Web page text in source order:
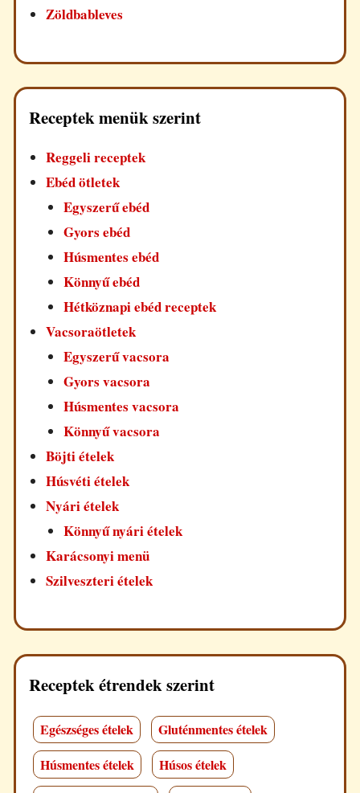
Zöldbableves
Receptek menük szerint
Reggeli receptek
Ebéd ötletek
Egyszerű ebéd
Gyors ebéd
Húsmentes ebéd
Könnyű ebéd
Hétköznapi ebéd receptek
Vacsoraötletek
Egyszerű vacsora
Gyors vacsora
Húsmentes vacsora
Könnyű vacsora
Böjti ételek
Húsvéti ételek
Nyári ételek
Könnyű nyári ételek
Karácsonyi menü
Szilveszteri ételek
Receptek étrendek szerint
Egészséges ételek
Gluténmentes ételek
Húsmentes ételek
Húsos ételek